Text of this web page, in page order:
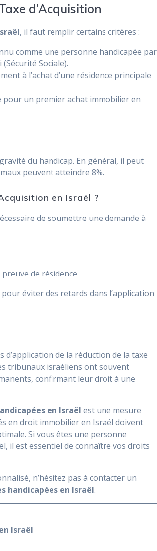
d’Acquisition
, il faut remplir certains critères :
comme une personne handicapée par
Sociale).
à l’achat d’une résidence principale
pour un premier achat immobilier en
du handicap. En général, il peut
peuvent atteindre 8%.
en Israël ?
de soumettre une demande à
de résidence.
éviter des retards dans l’application
de la réduction de la taxe
tribunaux israéliens ont souvent
confirmant leur droit à une
en Israël est une mesure
en droit immobilier en Israël doivent
Si vous êtes une personne
il est essentiel de connaître vos droits
n’hésitez pas à contacter un
handicapées en Israël.
Israël